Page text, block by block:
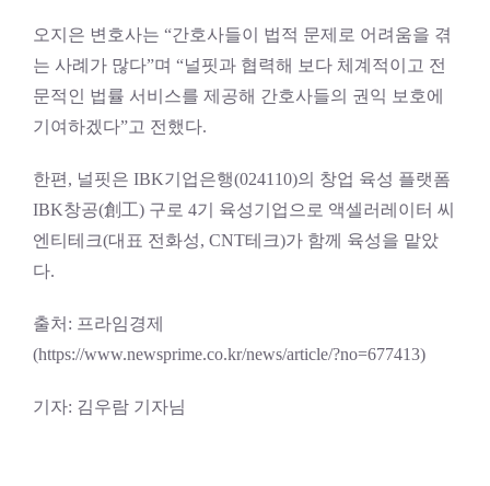
오지은 변호사는 “간호사들이 법적 문제로 어려움을 겪
는 사례가 많다”며 “널핏과 협력해 보다 체계적이고 전
문적인 법률 서비스를 제공해 간호사들의 권익 보호에
기여하겠다”고 전했다.
한편, 널핏은 IBK기업은행(024110)의 창업 육성 플랫폼
IBK창공(創工) 구로 4기 육성기업으로 액셀러레이터 씨
엔티테크(대표 전화성, CNT테크)가 함께 육성을 맡았
다.
출처: 프라임경제
(https://www.newsprime.co.kr/news/article/?no=677413)
기자: 김우람 기자님